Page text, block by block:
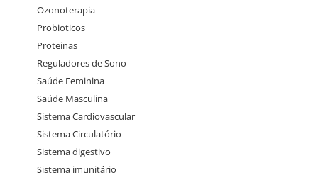
Ozonoterapia
Probioticos
Proteinas
Reguladores de Sono
Saúde Feminina
Saúde Masculina
Sistema Cardiovascular
Sistema Circulatório
Sistema digestivo
Sistema imunitário